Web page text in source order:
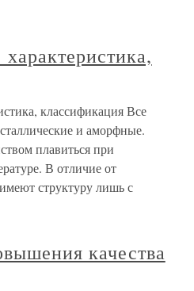
классификация Все
и аморфные.
плавиться при
В отличие от
структуру лишь с
качества